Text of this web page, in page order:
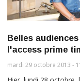
Belles
l'access prime
mardi 29 octobre 2013 -